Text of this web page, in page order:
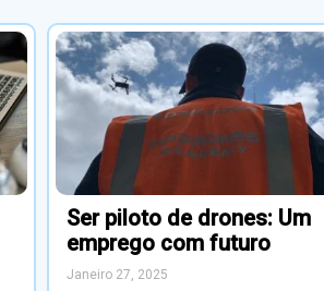
Ser piloto de drones: Um
emprego com futuro
Janeiro 27, 2025
Condução de drones é uma
atividade cada vez mais procurada
por empresas de todas as áreas.
Vê onde há emprego e como ser
piloto de drones.